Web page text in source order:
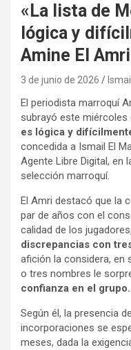
«La lista de
lógica y
Amine El Amri
3 de junio de 2026
El periodista marroquí
subrayó este miércoles
es lógica y
concedida a Ismail El
Agente Libre Digital, en
selección marroquí.
El Amri destacó que la
par de años con el
calidad de los
discrepancias con
afición la considera, en
o tres nombres le
confianza en el grupo.
Según él, la presencia
incorporaciones se
meses, dada la